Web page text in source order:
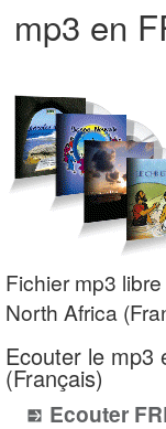
mp3 en
Fichier mp3
North Africa
Ecouter le mp3
(Français)
Ecouter